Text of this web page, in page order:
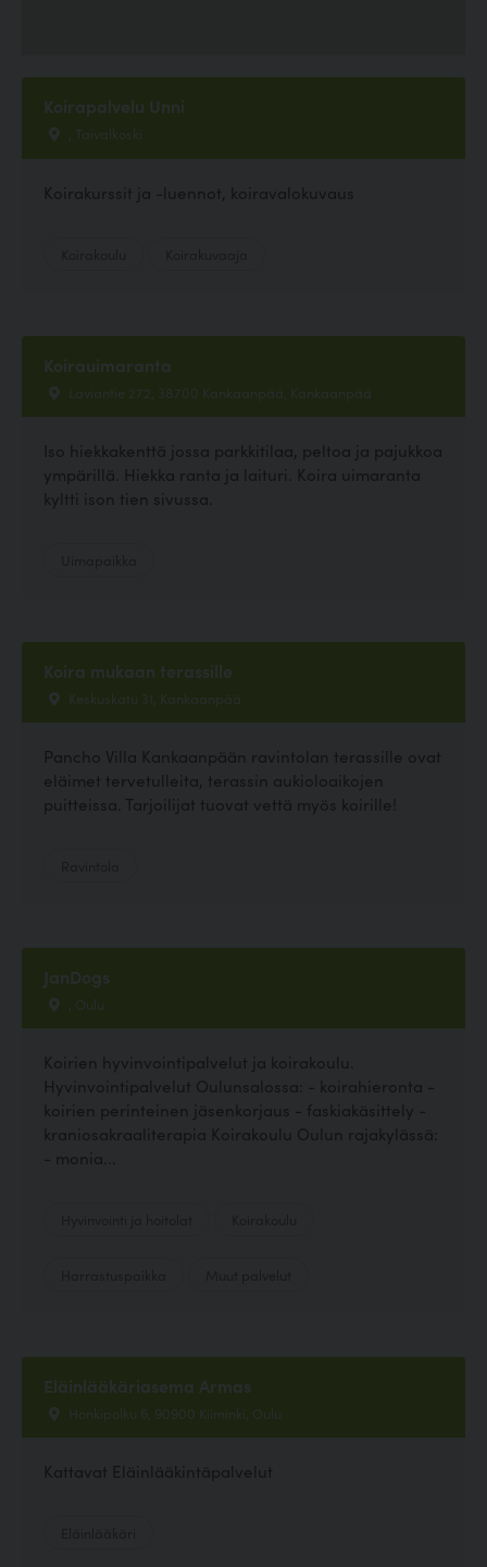
Koirapalvelu Unni
, Taivalkoski
Koirakurssit ja -luennot, koiravalokuvaus
Koirauimaranta
Laviantie 272, 38700 Kankaanpää, Kankaanpää
Iso hiekkakenttä jossa parkkitilaa, peltoa ja pajukkoa
ympärillä. Hiekka ranta ja laituri. Koira uimaranta
kyltti ison tien sivussa.
Koira mukaan terassille
Keskuskatu 31, Kankaanpää
Pancho Villa Kankaanpään ravintolan terassille ovat
eläimet tervetulleita, terassin aukioloaikojen
puitteissa. Tarjoilijat tuovat vettä myös koirille!
JanDogs
, Oulu
Koirien hyvinvointipalvelut ja koirakoulu.
Hyvinvointipalvelut Oulunsalossa: - koirahieronta -
koirien perinteinen jäsenkorjaus - faskiakäsittely -
kraniosakraaliterapia Koirakoulu Oulun rajakylässä:
- monia...
Eläinlääkäriasema Armas
Honkipolku 6, 90900 Kiiminki, Oulu
Kattavat Eläinlääkintäpalvelut